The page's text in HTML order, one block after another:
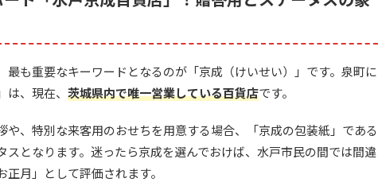
最も重要なキーワードとなるのが「京成（けいせい）」です。泉町に
、現在、 茨城県内で唯一営業している百貨店です。
や、特別な来客用のおせちを用意する場合、「京成の包装紙」である
スとなります。迷ったら京成を選んでおけば、水戸市民の間では間違
月」として評価されます。